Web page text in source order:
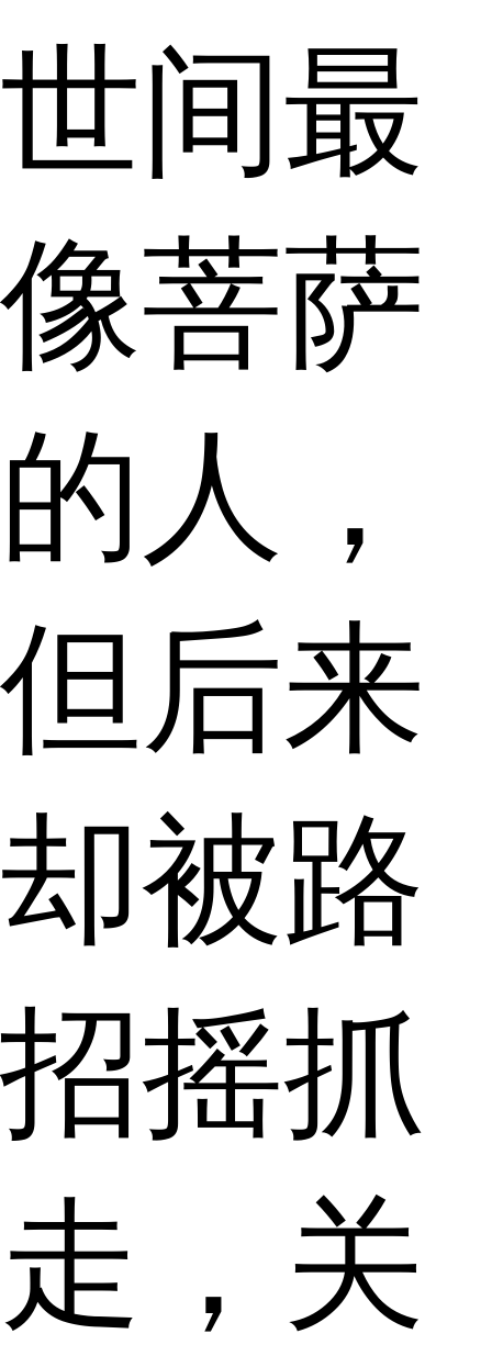
世间最
像菩萨
的人，
但后来
却被路
招摇抓
走，关